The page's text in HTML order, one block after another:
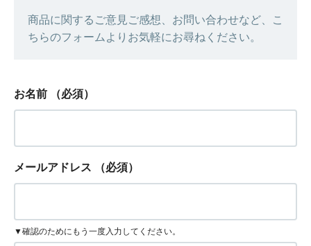
商品に関するご意見ご感想、お問い合わせなど、こ
ちらのフォームよりお気軽にお尋ねください。
お名前 （必須）
メールアドレス （必須）
▼確認のためにもう一度入力してください。